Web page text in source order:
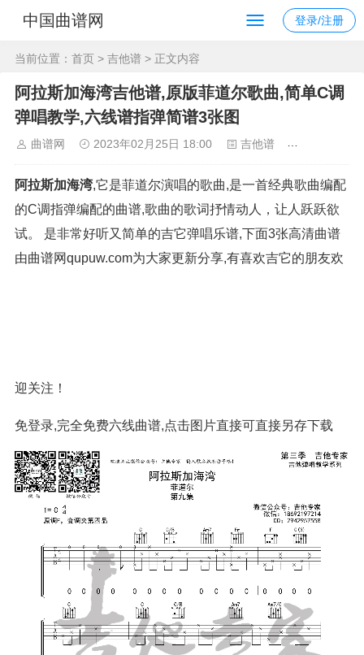
中国曲谱网 登录/注册
当前位置： 首页 > 吉他谱 > 正文内容
阿拉斯加海湾吉他谱,原版菲道尔歌曲,简单C调
弹唱教学,六线谱指弹简谱3张图
曲谱网 2023年02月25日 18:00 吉他谱
阿拉斯加海湾,它是菲道尔演唱的歌曲,是一首经典歌曲编配
的C调指弹编配的曲谱,歌曲的歌词抒情动人，让人跃跃欲
试。 是非常好听又简单的吉它弹唱乐谱,下面3张高清曲谱
由曲谱网qupuw.com为大家更新分享,有喜欢吉它的朋友欢
迎关注！
免登录,完全免费六线曲谱,点击图片直接可直接另存下载